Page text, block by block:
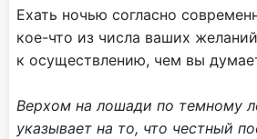
Ехать ночью согласно
кое-что из числа ваших
к осуществлению, чем вы
Верхом на лошади по темному
указывает на то, что честный